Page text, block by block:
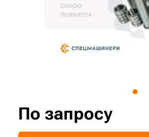
По запросу
sksale@skdst.ru